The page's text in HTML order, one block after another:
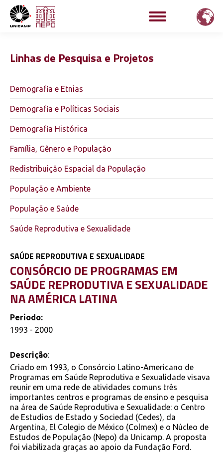
Linhas de Pesquisa e Projetos
Demografia e Etnias
Demografia e Políticas Sociais
Demografia Histórica
Família, Gênero e População
Redistribuição Espacial da População
População e Ambiente
População e Saúde
Saúde Reprodutiva e Sexualidade
SAÚDE REPRODUTIVA E SEXUALIDADE
CONSÓRCIO DE PROGRAMAS EM
SAÚDE REPRODUTIVA E SEXUALIDADE
NA AMÉRICA LATINA
Período:
1993 - 2000
Descrição:
Criado em 1993, o Consórcio Latino-Americano de
Programas em Saúde Reprodutiva e Sexualidade visava
reunir em uma rede de atividades comuns três
importantes centros e programas de ensino e pesquisa
na área de Saúde Reprodutiva e Sexualidade: o Centro
de Estudios de Estado y Sociedad (Cedes), da
Argentina, El Colegio de México (Colmex) e o Núcleo de
Estudos de População (Nepo) da Unicamp. A proposta
foi viabilizada graças ao apoio da Fundação Ford.